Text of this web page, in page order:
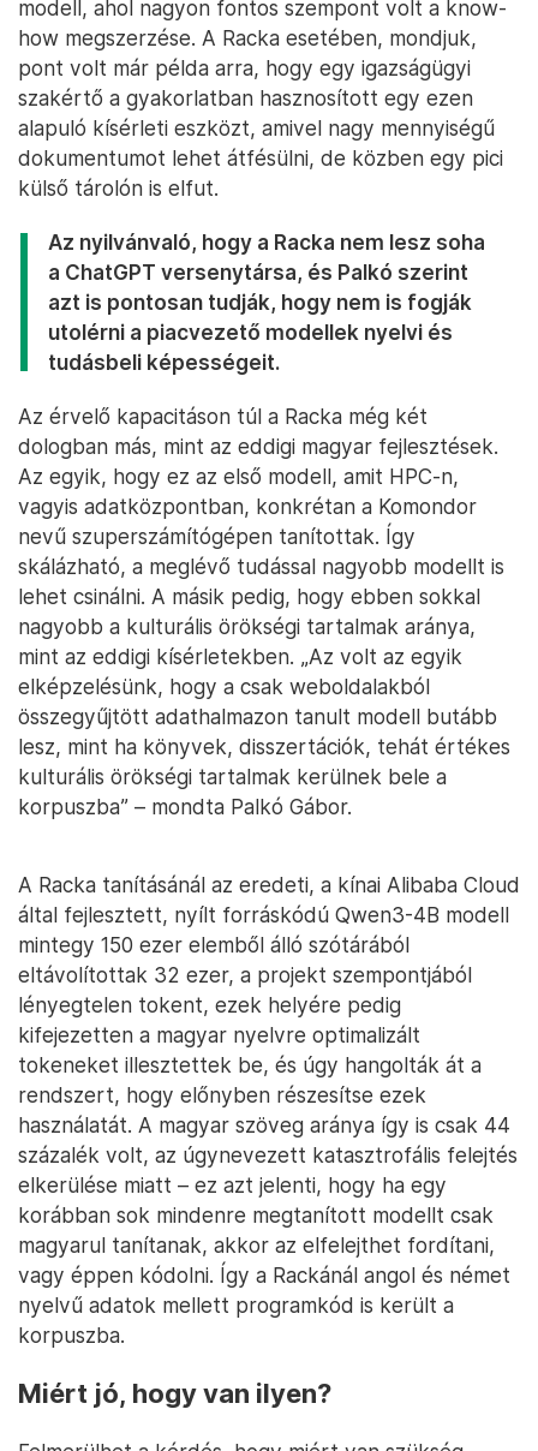
modell, ahol nagyon fontos szempont volt a know-
how megszerzése. A Racka esetében, mondjuk,
pont volt már példa arra, hogy egy igazságügyi
szakértő a gyakorlatban hasznosított egy ezen
alapuló kísérleti eszközt, amivel nagy mennyiségű
dokumentumot lehet átfésülni, de közben egy pici
külső tárolón is elfut.
Az nyilvánvaló, hogy a Racka nem lesz soha
a ChatGPT versenytársa, és Palkó szerint
azt is pontosan tudják, hogy nem is fogják
utolérni a piacvezető modellek nyelvi és
tudásbeli képességeit.
Az érvelő kapacitáson túl a Racka még két
dologban más, mint az eddigi magyar fejlesztések.
Az egyik, hogy ez az első modell, amit HPC-n,
vagyis adatközpontban, konkrétan a Komondor
nevű szuperszámítógépen tanítottak. Így
skálázható, a meglévő tudással nagyobb modellt is
lehet csinálni. A másik pedig, hogy ebben sokkal
nagyobb a kulturális örökségi tartalmak aránya,
mint az eddigi kísérletekben. „Az volt az egyik
elképzelésünk, hogy a csak weboldalakból
összegyűjtött adathalmazon tanult modell butább
lesz, mint ha könyvek, disszertációk, tehát értékes
kulturális örökségi tartalmak kerülnek bele a
korpuszba” – mondta Palkó Gábor.
A Racka tanításánál az eredeti, a kínai Alibaba Cloud
által fejlesztett, nyílt forráskódú Qwen3-4B modell
mintegy 150 ezer elemből álló szótárából
eltávolítottak 32 ezer, a projekt szempontjából
lényegtelen tokent, ezek helyére pedig
kifejezetten a magyar nyelvre optimalizált
tokeneket illesztettek be, és úgy hangolták át a
rendszert, hogy előnyben részesítse ezek
használatát. A magyar szöveg aránya így is csak 44
százalék volt, az úgynevezett katasztrofális felejtés
elkerülése miatt – ez azt jelenti, hogy ha egy
korábban sok mindenre megtanított modellt csak
magyarul tanítanak, akkor az elfelejthet fordítani,
vagy éppen kódolni. Így a Rackánál angol és német
nyelvű adatok mellett programkód is került a
korpuszba.
Miért jó, hogy van ilyen?